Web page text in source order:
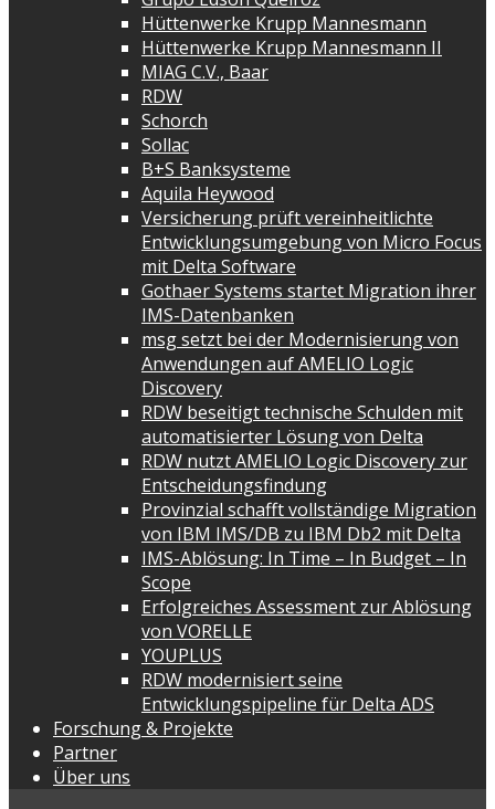
Hüttenwerke Krupp Mannesmann
Hüttenwerke Krupp Mannesmann II
MIAG C.V., Baar
RDW
Schorch
Sollac
B+S Banksysteme
Aquila Heywood
Versicherung prüft vereinheitlichte
Entwicklungsumgebung von Micro Focus
mit Delta Software
Gothaer Systems startet Migration ihrer
IMS-Datenbanken
msg setzt bei der Modernisierung von
Anwendungen auf AMELIO Logic
Discovery
RDW beseitigt technische Schulden mit
automatisierter Lösung von Delta
RDW nutzt AMELIO Logic Discovery zur
Entscheidungsfindung
Provinzial schafft vollständige Migration
von IBM IMS/DB zu IBM Db2 mit Delta
IMS-Ablösung: In Time – In Budget – In
Scope
Erfolgreiches Assessment zur Ablösung
von VORELLE
YOUPLUS
RDW modernisiert seine
Entwicklungspipeline für Delta ADS
Forschung & Projekte
Partner
Über uns